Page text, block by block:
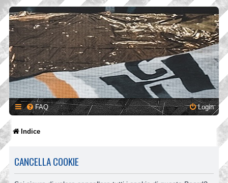
FAQ Login
Indice
CANCELLA COOKIE